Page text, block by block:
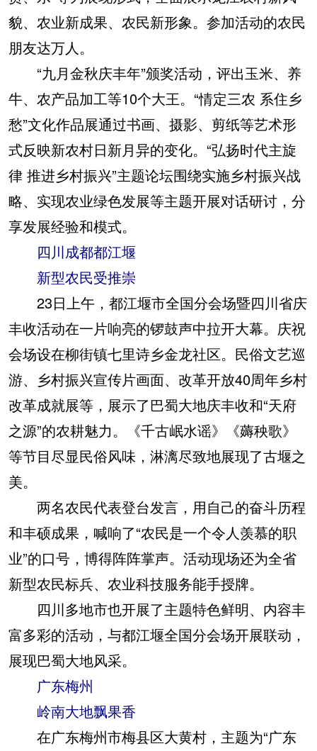
貌、农业新成果、农民新形象。参加活动的农民
朋友达万人。
“九月金秋庆丰年”颁奖活动，评出玉米、养
牛、农产品加工等10个大王。“情定三农 系住乡
愁”文化作品展通过书画、摄影、剪纸等艺术形
式反映新农村日新月异的变化。“弘扬时代主旋
律 推进乡村振兴”主题论坛围绕实施乡村振兴战
略、实现农业绿色发展等主题开展对话研讨，分
享发展经验和模式。
四川成都都江堰
新型农民受推崇
23日上午，都江堰市全国分会场暨四川省庆
丰收活动在一片响亮的锣鼓声中拉开大幕。庆祝
会场设在柳街镇七里诗乡金龙社区。民俗文艺巡
游、乡村振兴宣传片画面、改革开放40周年乡村
改革成就展等，展示了巴蜀大地庆丰收和“天府
之源”的农耕魅力。《千古岷水谣》《薅秧歌》
等节目尽显民俗风味，淋漓尽致地展现了古堰之
美。
两名农民代表登台发言，用自己的奋斗历程
和丰硕成果，喊响了“农民是一个令人羡慕的职
业”的口号，博得阵阵掌声。活动现场还为全省
新型农民标兵、农业科技服务能手授牌。
四川多地市也开展了主题特色鲜明、内容丰
富多彩的活动，与都江堰全国分会场开展联动，
展现巴蜀大地风采。
广东梅州
岭南大地飘果香
在广东梅州市梅县区大黄村，主题为“广东